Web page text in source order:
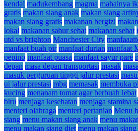
kendal madukembang magma mahalnya
gratis makan siang anak makan siang
makan siang gratis makanan bergizi
lokal makanan sahur sehat makanan sehat
utd vs brighton Manchester City
manfaat buah pir manfaat durian manfaat
pepino manfaat puasa manfaat sayur pare
depan masa depan transportasi masak
masuk perguruan tinggi jalur prestasi
ui jalur prestasi mbg memasak membuka
kucing menanam tomat agar berbuah lebat
biru menjaga kesehatan menjaga stamina
menteri olahraga menteri pertanian Menu
siang menu makan siang anak menu
menu makan siang diet menu makan siang